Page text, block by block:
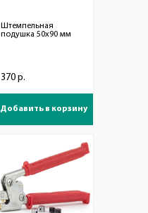
Штемпельная
подушка 50х90 мм
370 р.
Добавить в корзину